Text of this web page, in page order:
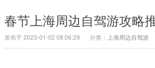
春节上海周边自驾游攻略
发布于 2023-01-02 08:06:29 分类： 上海周边自驾游